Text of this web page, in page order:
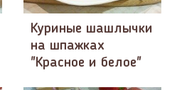
Куриные шашлычки
на шпажках
"Красное и белое"